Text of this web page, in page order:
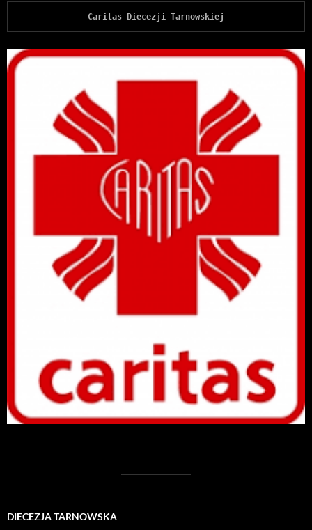
Caritas Diecezji Tarnowskiej
DIECEZJA TARNOWSKA